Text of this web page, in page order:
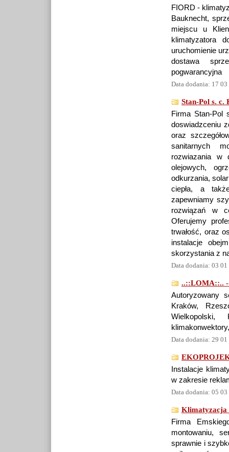
FIORD -
Bauknecht,
miejscu u
klimatyzatora
uruchomienie
dostawa
pogwarancyjna
Data dodania: 17
Stan-Pol s.
Firma Stan-Pol
doswiadzceniu
oraz
sanitarnych
rozwiazania w
olejowych,
odkurzania,
ciepła, a
zapewniamy
rozwiązań w
Oferujemy
trwałość, oraz
instalacje
skorzystania z
Data dodania: 03
..::LOMA::.. -
Autoryzowany
Kraków,
Wielkopolski,
Data dodania: 29
Instalacje
w zakresie
Data dodania: 05
Klimatyzacja
Firma
montowaniu,
sprawnie i